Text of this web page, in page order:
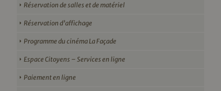
Réservation de salles et de matériel
Réservation d’affichage
Programme du cinéma La Façade
Espace Citoyens – Services en ligne
Paiement en ligne